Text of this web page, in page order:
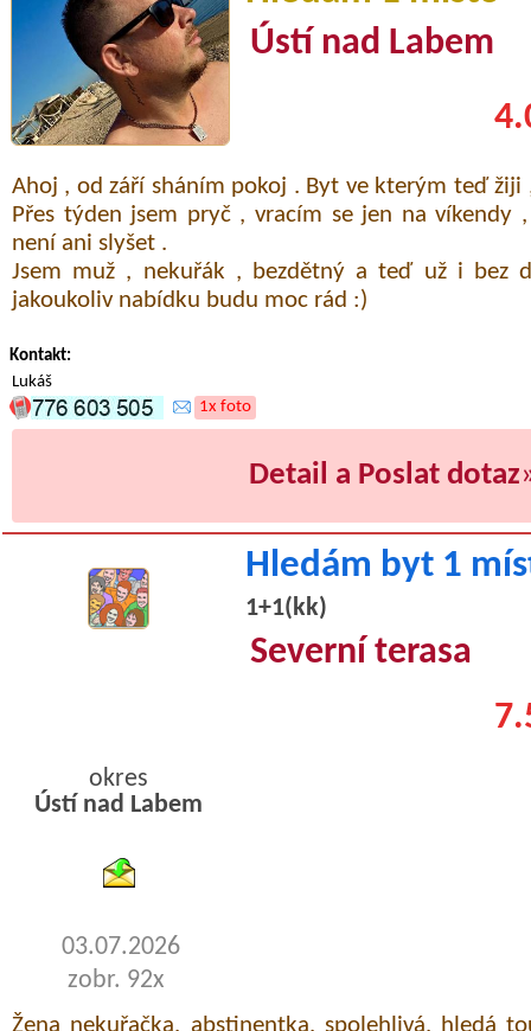
Ústí nad Labem
Ahoj , od září sháním pokoj . Byt ve kterým teď žiji
Přes týden jsem pryč , vracím se jen na víkendy
není ani slyšet .
Jsem muž , nekuřák , bezdětný a teď už i bez
jakoukoliv nabídku budu moc rád :)
Kontakt:
Lukáš
1x foto
Detail a Poslat dotaz
Hledám byt 1
1+1(kk)
Severní terasa
okres
Ústí nad Labem
03.07.2026
zobr. 92x
Žena nekuřačka, abstinentka, spolehlivá, hledá